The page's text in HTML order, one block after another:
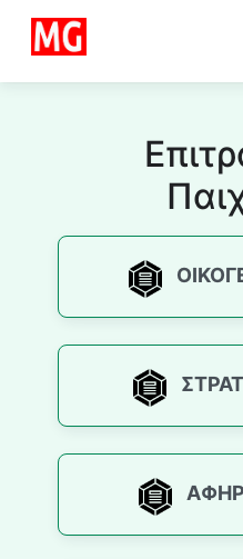
Μετάβαση